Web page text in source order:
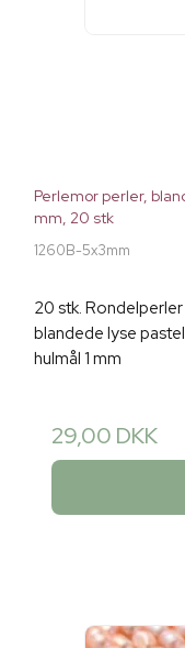
Perlemor perler,
mm, 20 stk
1260B-5x3mm
20 stk.
blandede lyse
hulmål 1 mm
29,00 DKK